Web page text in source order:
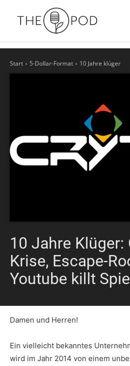
Start 5-Dollar-Format 10 Jahre klüger
10 Jahre Klüger:
Krise, Escape-
Youtube killt
Damen und Herren!
Ein vielleicht bekanntes
wird im Jahr 2014 von einem